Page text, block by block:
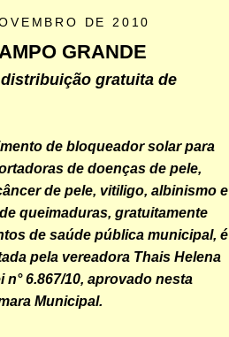
DE 2010
GRANDE
gratuita de
de bloqueador solar para
de doenças de pele,
de pele, vitiligo, albinismo e
queimaduras, gratuitamente
de saúde pública municipal, é
pela vereadora Thais Helena
6.867/10, aprovado nesta
Municipal.